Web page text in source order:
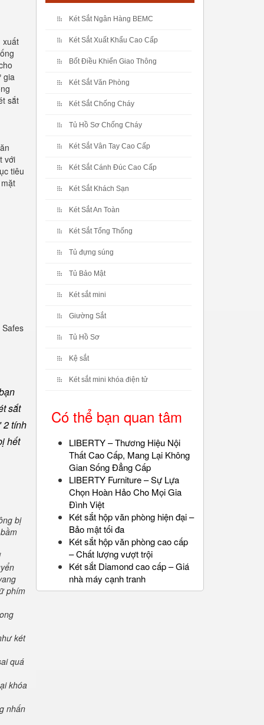
xuất
gia
sắt
với
tiêu
sắt
2 tính
hết
bị
phím
két
quá
khóa
nhấn
Két Sắt Ngân Hàng BEMC
Két Sắt Xuất Khẩu Cao Cấp
Bốt Điều Khiển Giao Thông
Két Sắt Văn Phòng
Két Sắt Chống Cháy
Tủ Hồ Sơ Chống Cháy
Két Sắt Vân Tay Cao Cấp
Két Sắt Cánh Đúc Cao Cấp
Két Sắt Khách Sạn
Két Sắt An Toàn
Két Sắt Tổng Thống
Tủ đựng súng
Tủ Bảo Mật
Két sắt mini
Giường Sắt
Tủ Hồ Sơ
Kệ sắt
Két sắt mini khóa điện tử
Có thể bạn quan tâm
LIBERTY – Thương Hiệu Nội
Thất Cao Cấp, Mang Lại Không
Gian Sống Đẳng Cấp
LIBERTY Furniture – Sự Lựa
Chọn Hoàn Hảo Cho Mọi Gia
Đình Việt
Két sắt hộp văn phòng hiện đại –
Bảo mật tối đa
Két sắt hộp văn phòng cao cấp
– Chất lượng vượt trội
Két sắt Diamond cao cấp – Giá
nhà máy cạnh tranh